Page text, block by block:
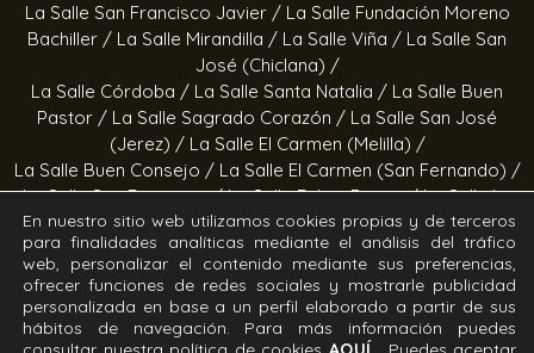
La Salle San Francisco Javier / La Salle Fundación Moreno
Bachiller / La Salle Mirandilla / La Salle Viña / La Salle San
José (Chiclana) /
La Salle Córdoba / La Salle Santa Natalia / La Salle Buen
Pastor / La Salle Sagrado Corazón / La Salle San José
(Jerez) / La Salle El Carmen (Melilla) /
La Salle Buen Consejo / La Salle El Carmen (San Fernando) /
La Salle San Francisco /La Salle Felipe Benito /La Salle La
Purísima
Obras socioeducativas
Estrella Azahara /Manos Abiertas /Hogar Jerez / Proyecto
En nuestro sitio web utilizamos cookies propias y de terceros
para finalidades analíticas mediante el análisis del tráfico
web, personalizar el contenido mediante sus preferencias,
ofrecer funciones de redes sociales y mostrarle publicidad
personalizada en base a un perfil elaborado a partir de sus
hábitos de navegación. Para más información puedes